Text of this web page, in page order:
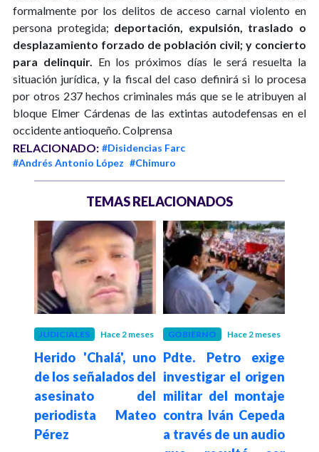
formalmente por los delitos de acceso carnal violento en
persona protegida; deportación, expulsión, traslado o
desplazamiento forzado de población civil; y concierto
para delinquir. En los próximos días le será resuelta la
situación jurídica, y la fiscal del caso definirá si lo procesa
por otros 237 hechos criminales más que se le atribuyen al
bloque Elmer Cárdenas de las extintas autodefensas en el
occidente antioqueño. Colprensa
RELACIONADO: #Disidencias Farc
#Andrés Antonio López #Chimuro
TEMAS RELACIONADOS
JUDICIALES Hace 2 meses
Herido 'Chalá', uno
de los señalados del
asesinato del
periodista Mateo
Pérez
GOBIERNO Hace 2 meses
Pdte. Petro exige
investigar el origen
militar del montaje
contra Iván Cepeda
a través de un audio